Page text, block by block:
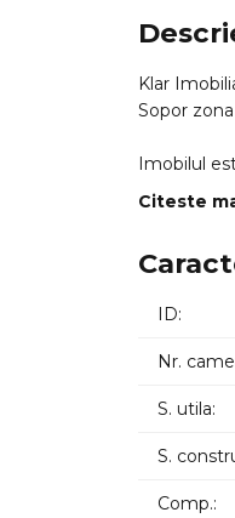
Klar
Sopor
Imobilul
Acesta
Dispune
ID intern:
Citeste
ID:
Nr.
S. utila:
S.
Comp.: